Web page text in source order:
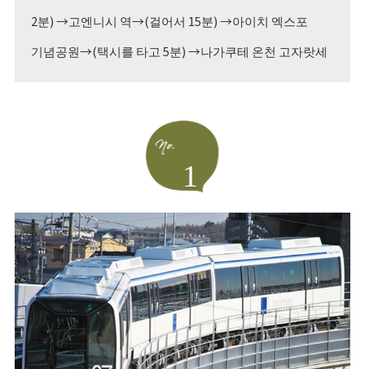
2분) →고엔니시 역→(걸어서 15분) →아이치 엑스포
기념공원→(택시를 타고 5분) →나가쿠테 온천 고자랏세
1